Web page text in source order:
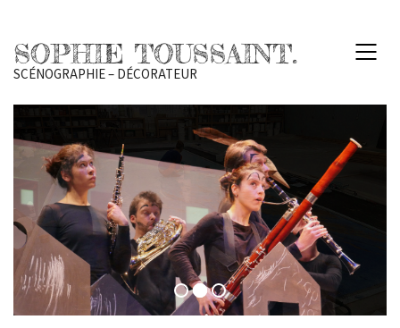
SOPHIE TOUSSAINT.
SCÉNOGRAPHIE – DÉCORATEUR